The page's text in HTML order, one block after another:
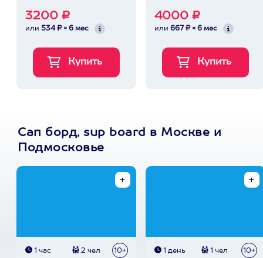
3200 ₽
или 534 ₽ × 6 мес
4000 ₽
или 667 ₽ × 6 мес
Сап борд, sup board в Москве и
Подмосковье
1 час 2 чел 10+ 1 день 1 чел 10+